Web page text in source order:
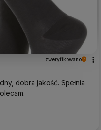
zweryfikowano
dobra jakość. Spełnia